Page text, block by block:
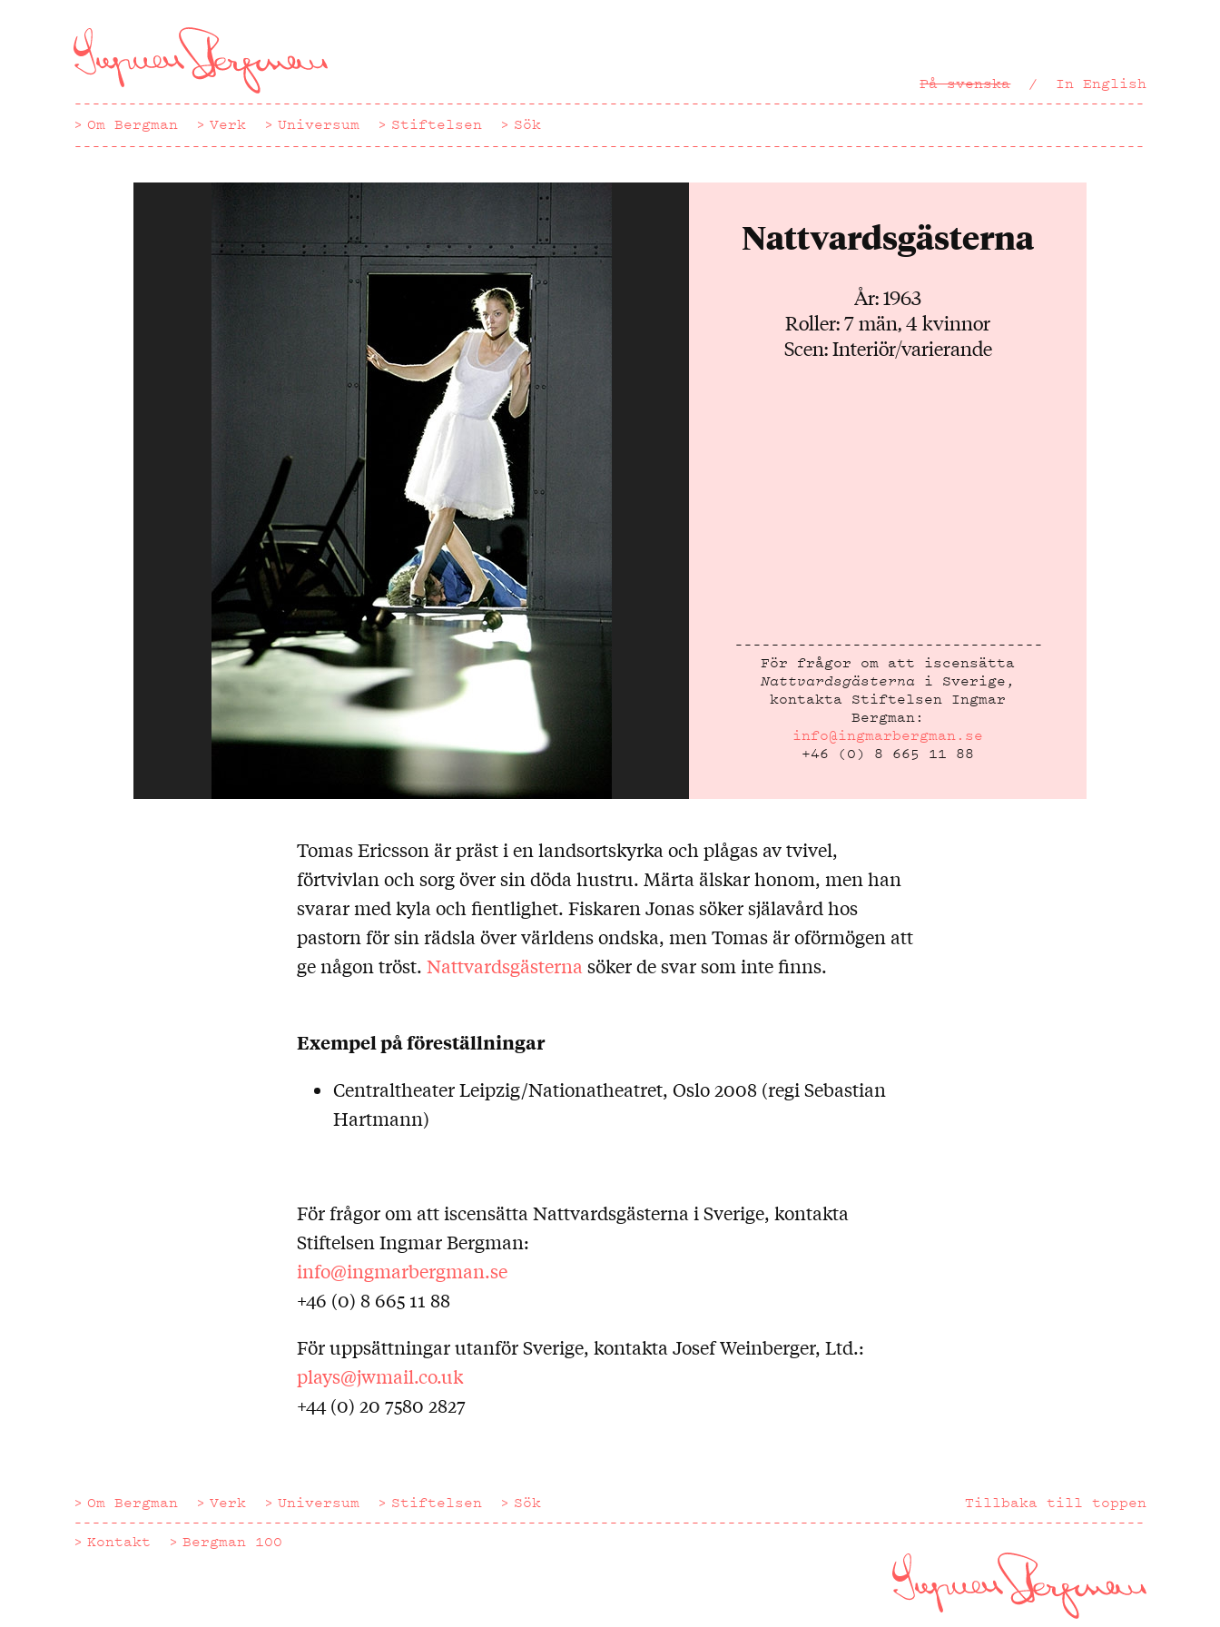
huvudinnehåll
På svenska
In English
Om Bergman Verk Universum Stiftelsen Sök
Nattvardsgästerna
År: 1963
Roller: 7 män, 4 kvinnor
Scen: Interiör/varierande
För frågor om att iscensätta
Nattvardsgästerna i Sverige,
kontakta Stiftelsen Ingmar
Bergman:
info@ingmarbergman.se
+46 (0) 8 665 11 88
Tomas Ericsson är präst i en landsortskyrka och plågas av tvivel,
förtvivlan och sorg över sin döda hustru. Märta älskar honom, men han
svarar med kyla och fientlighet. Fiskaren Jonas söker själavård hos
pastorn för sin rädsla över världens ondska, men Tomas är oförmögen att
ge någon tröst. Nattvardsgästerna söker de svar som inte finns.
Exempel på föreställningar
Centraltheater Leipzig/Nationatheatret, Oslo 2008 (regi Sebastian
Hartmann)
För frågor om att iscensätta Nattvardsgästerna i Sverige, kontakta
Stiftelsen Ingmar Bergman:
info@ingmarbergman.se
+46 (0) 8 665 11 88
För uppsättningar utanför Sverige, kontakta Josef Weinberger, Ltd.:
plays@jwmail.co.uk
+44 (0) 20 7580 2827
Tillbaka till toppen
Om Bergman Verk Universum Stiftelsen
Sök
Kontakt
Bergman 100